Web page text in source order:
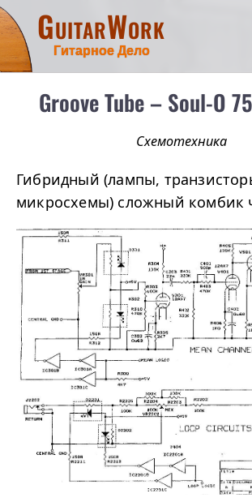
GuitarWork
Гитарное Дело
Groove Tube – Soul-O
Схемотехника
Гибридный (лампы,
микросхемы) сложный комбик